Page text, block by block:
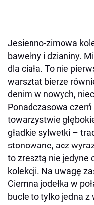
Jesienno-zimowa
bawełny i dzianiny.
dla ciała. To nie
warsztat bierze
denim w nowych,
Ponadczasowa
towarzystwie
gładkie sylwetki –
stonowane, acz
to zresztą nie jedyne
kolekcji. Na uwagę
Ciemna jodełka w
bucle to tylko jedna z